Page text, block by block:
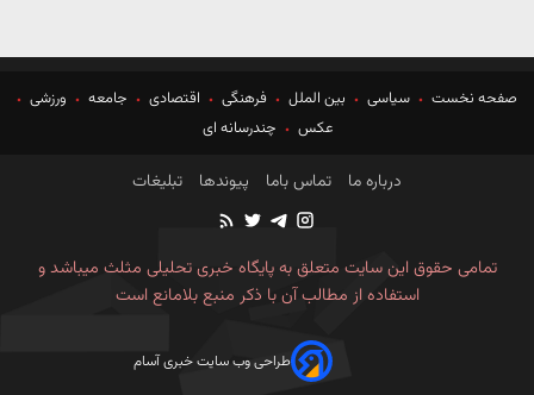
صفحه نخست سیاسی بین الملل فرهنگی اقتصادی جامعه
ورزشی
عکس
چندرسانه ای
درباره ما تماس باما پیوندها تبلیغات
تمامی حقوق این سایت متعلق به پایگاه خبری تحلیلی مثلث میباشد و
استفاده از مطالب آن با ذکر منبع بلامانع است
طراحی وب سایت خبری آسام